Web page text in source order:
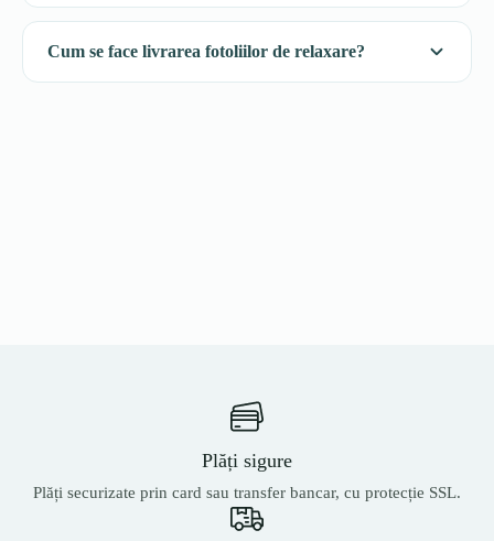
Cum se face livrarea fotoliilor de relaxare?
Plăți sigure
Plăți securizate prin card sau transfer bancar, cu protecție SSL.